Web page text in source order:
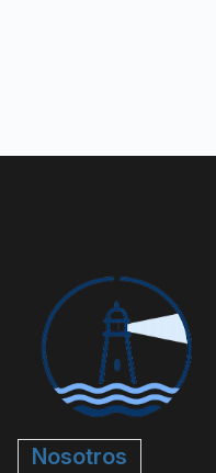
Nosotros